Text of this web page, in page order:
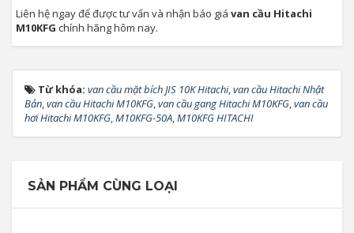
Liên hệ ngay để được tư vấn và nhận báo giá van cầu Hitachi
M10KFG chính hãng hôm nay.
Từ khóa: van cầu mặt bích JIS 10K Hitachi,van cầu Hitachi Nhật
Bản,van cầu Hitachi M10KFG,van cầu gang Hitachi M10KFG,van cầu
hơi Hitachi M10KFG,M10KFG-50A,M10KFG HITACHI
SẢN PHẨM CÙNG LOẠI